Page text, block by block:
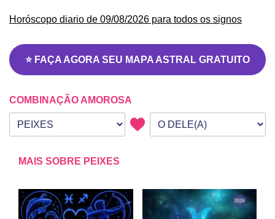
Horóscopo diario de 09/08/2026 para todos os signos
⭐ FAÇA AGORA SEU MAPA ASTRAL GRATUITO
COMBINAÇÃO AMOROSA
Seu signo
Signo da outra pessoa
MAIS SOBRE PEIXES